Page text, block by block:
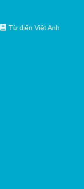
Từ điển Việt Anh